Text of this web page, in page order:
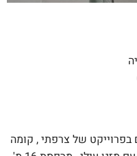
אגמים דירת 5 חדרים בפרוייקט של צרפתי , קומה